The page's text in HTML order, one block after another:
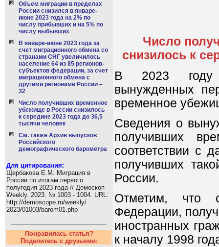
Объем миграции в пределах
России снизился в январе-
июне 2023 года на 2% по
числу прибывших и на 5% по
числу выбывших
В январе-июне 2023 года за
счет миграционного обмена со
странами СНГ увеличилось
население 64 из 85 регионов-
субъектов федерации, за счет
миграционного обмена с
другими регионами России –
32
Число получивших временное
убежище в России снизилось
к середине 2023 года до 36,5
тысячи человек
См. также Архив выпусков
Российского
демографического барометра
Для цитирования:
Щербакова Е.М. Миграция в
России по итогам первого
полугодия 2023 года // Демоскоп
Weekly. 2023. № 1003 - 1004. URL:
http://demoscope.ru/weekly/
2023/01003/barom01.php
Понравилась статья?
Поделитесь с друзьями:
Число
снизилось к
В 2023 году
вынужденных
временное
Сведения о
получивших
соответствии с
получивших
России.
Отметим, что
Федерации,
иностранных
к началу 1998